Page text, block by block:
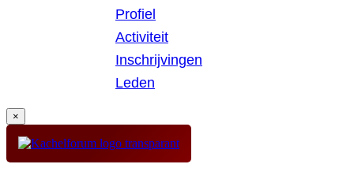
Profiel
Activiteit
Inschrijvingen
Leden
×